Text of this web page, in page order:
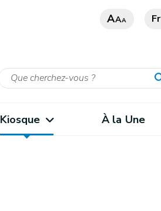
AAA Fr
Kiosque À la Une